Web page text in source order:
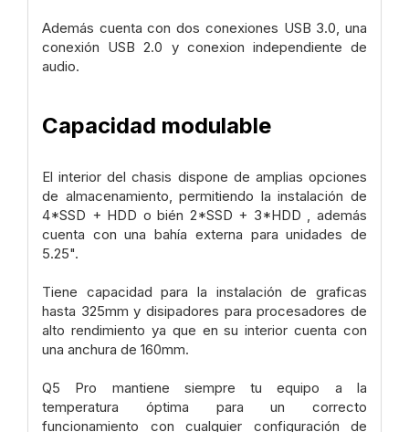
Además cuenta con dos conexiones USB 3.0, una
conexión USB 2.0 y conexion independiente de
audio.
Capacidad modulable
El interior del chasis dispone de amplias opciones
de almacenamiento, permitiendo la instalación de
4*SSD + HDD o bién 2*SSD + 3*HDD , además
cuenta con una bahía externa para unidades de
5.25".
Tiene capacidad para la instalación de graficas
hasta 325mm y disipadores para procesadores de
alto rendimiento ya que en su interior cuenta con
una anchura de 160mm.
Q5 Pro mantiene siempre tu equipo a la
temperatura óptima para un correcto
funcionamiento con cualquier configuración de